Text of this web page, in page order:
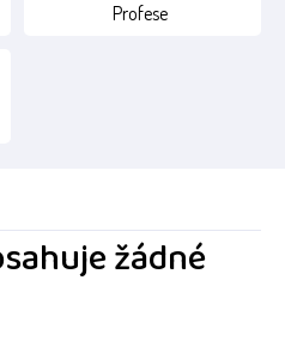
Profese
žádné